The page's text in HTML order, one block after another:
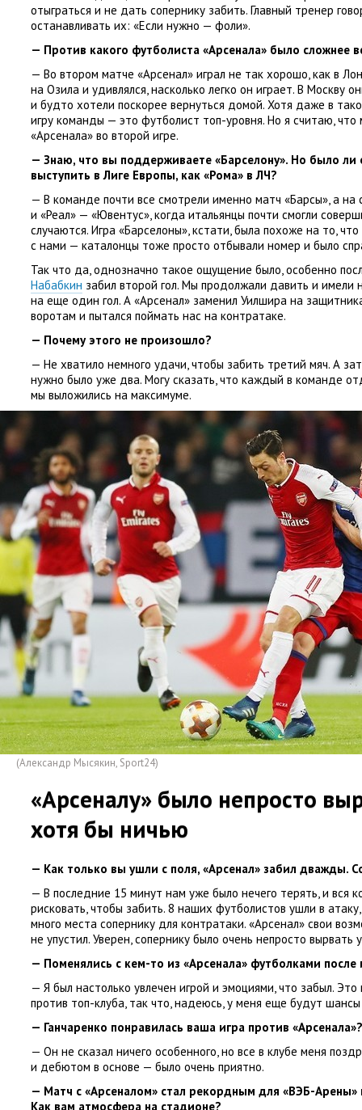
отыграться и не дать сопернику забить. Главный тренер
останавливать их: «Если нужно — фоли».
— Против какого футболиста «Арсенала» было сложнее
— Во втором матче «Арсенал» играл не так хорошо, как в
на Озила и удивлялся, насколько легко он играет. В Москву
и будто хотели поскорее вернуться домой. Хотя даже в
игру команды — это футболист топ-уровня. Но я считаю, что
«Арсенала» во второй игре.
— Знаю, что вы поддерживаете «Барселону». Но было
выступить в Лиге Европы, как «Рома» в ЛЧ?
— В команде почти все смотрели именно матч «Барсы», а
и «Реал» — «Ювентус», когда итальянцы почти смогли
случаются. Игра «Барселоны», кстати, была похоже на то, что
с нами — каталонцы тоже просто отбывали номер и было
Так что да, однозначно такое ощущение было, особенно
Набабкин забил второй гол. Мы продолжали давить и имели
на еще один гол. А «Арсенал» заменил Уилшира на
воротам и пытался поймать нас на контратаке.
— Почему этого не произошло?
— Не хватило немного удачи, чтобы забить третий мяч. А
нужно было уже два. Могу сказать, что каждый в команде
мы выложились на максимуме.
(Александр Мысякин, Sport24)
«Арсеналу» было непросто
хотя бы ничью
— Как только вы ушли с поля, «Арсенал» забил дважды.
— В последние 15 минут нам уже было нечего терять, и вся
рисковать, чтобы забить. 8 наших футболистов ушли в атаку,
много места сопернику для контратаки. «Арсенал» свои
не упустил. Уверен, сопернику было очень непросто
— Поменялись с кем-то из «Арсенала» футболками после
— Я был настолько увлечен игрой и эмоциями, что забыл.
против топ-клуба, так что, надеюсь, у меня еще будут
— Ганчаренко понравилась ваша игра против «Арсенала»?
— Он не сказал ничего особенного, но все в клубе меня
и дебютом в основе — было очень приятно.
— Матч с «Арсеналом» стал рекордным для «ВЭБ-Арены»
Как вам атмосфера на стадионе?